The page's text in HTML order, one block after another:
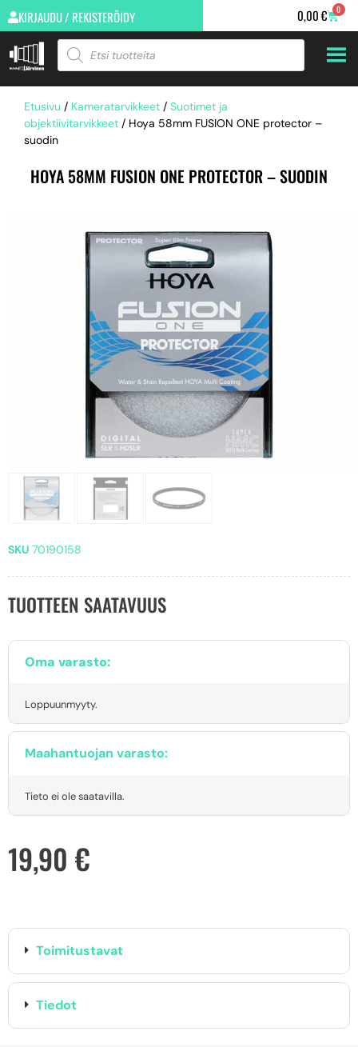
KIRJAUDU / REKISTERÖIDY 0,00€ 0
Etusivu / Kameratarvikkeet / Suotimet ja
objektiivitarvikkeet / Hoya 58mm FUSION ONE protector –
suodin
HOYA 58MM FUSION ONE PROTECTOR – SUODIN
SKU 70190158
TUOTTEEN SAATAVUUS
Oma varasto:
Loppuunmyyty.
Maahantuojan varasto:
Tieto ei ole saatavilla.
19,90 €
Toimitustavat
Tiedot